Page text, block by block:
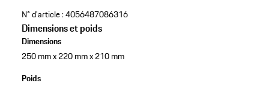
N° d'article :4056487086316
Dimensions et poids
Dimensions
250 mm x 220 mm x 210 mm
Poids